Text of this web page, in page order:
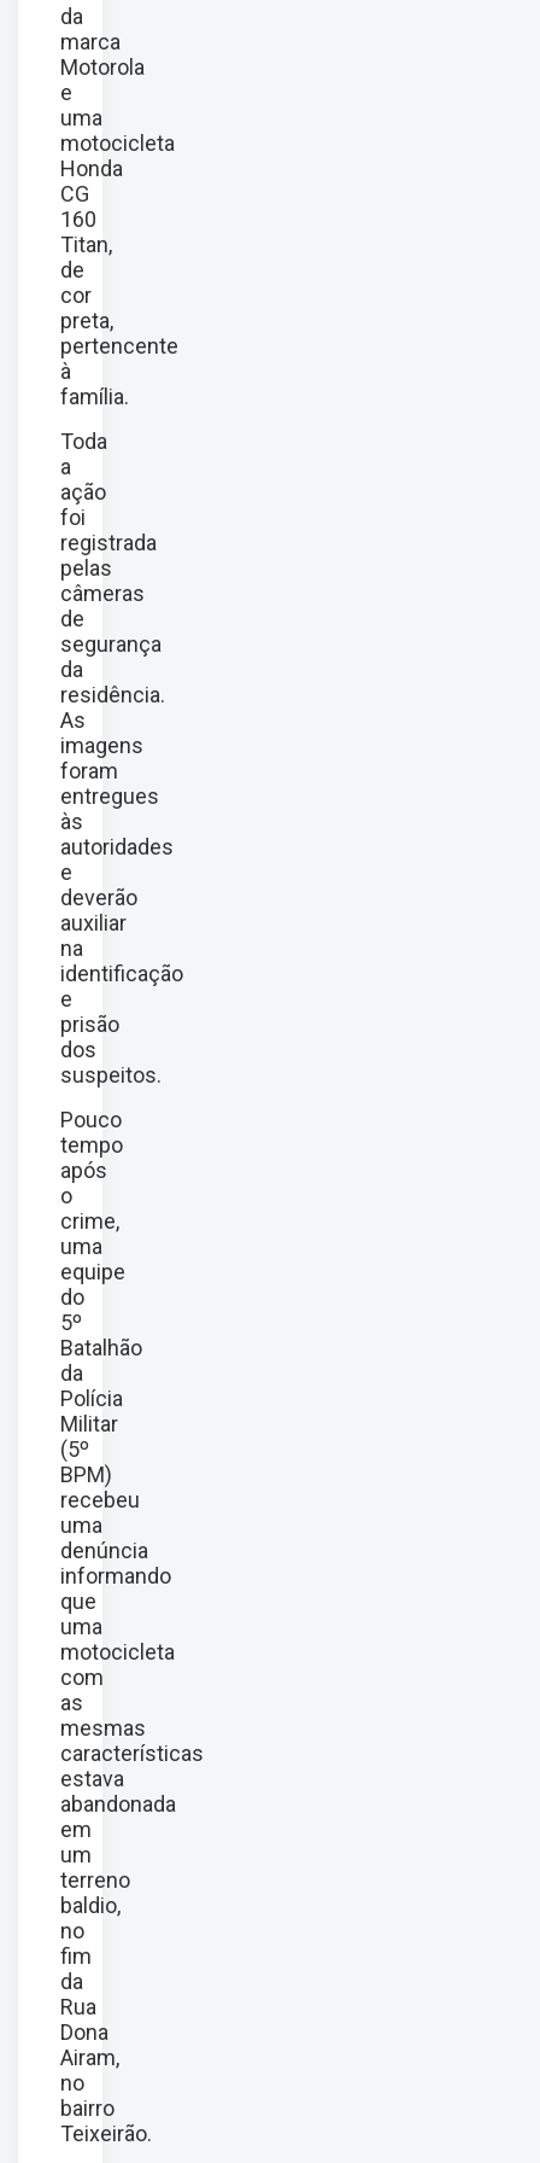
da
marca
Motorola
e
uma
motocicleta
Honda
CG
160
Titan,
de
cor
preta,
pertencente
à
família.
Toda
a
ação
foi
registrada
pelas
câmeras
de
segurança
da
residência.
As
imagens
foram
entregues
às
autoridades
e
deverão
auxiliar
na
identificação
e
prisão
dos
suspeitos.
Pouco
tempo
após
o
crime,
uma
equipe
do
5º
Batalhão
da
Polícia
Militar
(5º
BPM)
recebeu
uma
denúncia
informando
que
uma
motocicleta
com
as
mesmas
características
estava
abandonada
em
um
terreno
baldio,
no
fim
da
Rua
Dona
Airam,
no
bairro
Teixeirão.